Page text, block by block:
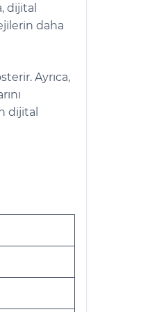
dijital
daha
Ayrıca,
dijital